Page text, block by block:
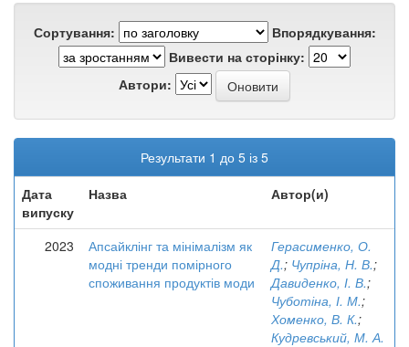
Сортування:
Впорядкування:
Вивести на сторінку:
Автори:
Результати 1 до 5 із 5
Дата
випуску
Назва Автор(и)
2023
Апсайклінг та мінімалізм як
модні тренди помірного
споживання продуктів моди
Герасименко, О.
Д.; Чупріна, Н. В.;
Давиденко, І. В.;
Чуботіна, І. М.;
Хоменко, В. К.;
Кудревський, М. А.